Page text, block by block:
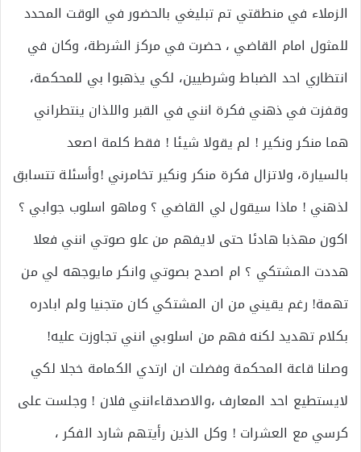
الزملاء في منطقتي تم تبليغي بالحضور في الوقت المحدد
للمثول امام القاضي ، حضرت في مركز الشرطة، وكان في
انتظاري احد الضباط وشرطيين، لكي يذهبوا بي للمحكمة،
وقفزت في ذهني فكرة انني في القبر واللذان ينتطراني
هما منكر ونكير ! لم يقولا شيئا ! فقط كلمة اصعد
بالسيارة، ولاتزال فكرة منكر ونكير تخامرني !وأسئلة تتسابق
لذهني ! ماذا سيقول لي القاضي ؟ وماهو اسلوب جوابي ؟
اكون مهذبا هادئا حتى لايفهم من علو صوتي انني فعلا
هددت المشتكي ؟ ام اصدح بصوتي وانكر مايوجهه لي من
تهمة! رغم يقيني من ان المشتكي كان متجنيا ولم ابادره
بكلام تهديد لكنه فهم من اسلوبي انني تجاوزت عليه!
وصلنا قاعة المحكمة وفضلت ان ارتدي الكمامة خجلا لكي
لايستطيع احد المعارف ،والاصدقاءانني فلان ! وجلست على
كرسي مع العشرات ! وكل الذين رأيتهم شارد الفكر ،